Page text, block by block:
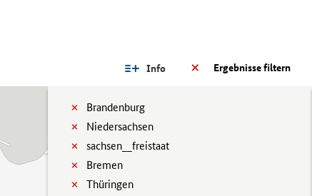
Ergebnisse filtern
Info
Brandenburg
Niedersachsen
sachsen__freistaat
Bremen
Thüringen